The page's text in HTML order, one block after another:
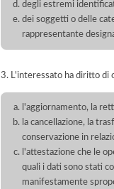
degli estremi
dei soggetti o delle
rappresentante
3. L'interessato ha diritto di
l'aggiornamento, la
la cancellazione, la
conservazione in
l'attestazione che le
quali i dati sono stati
manifestamente